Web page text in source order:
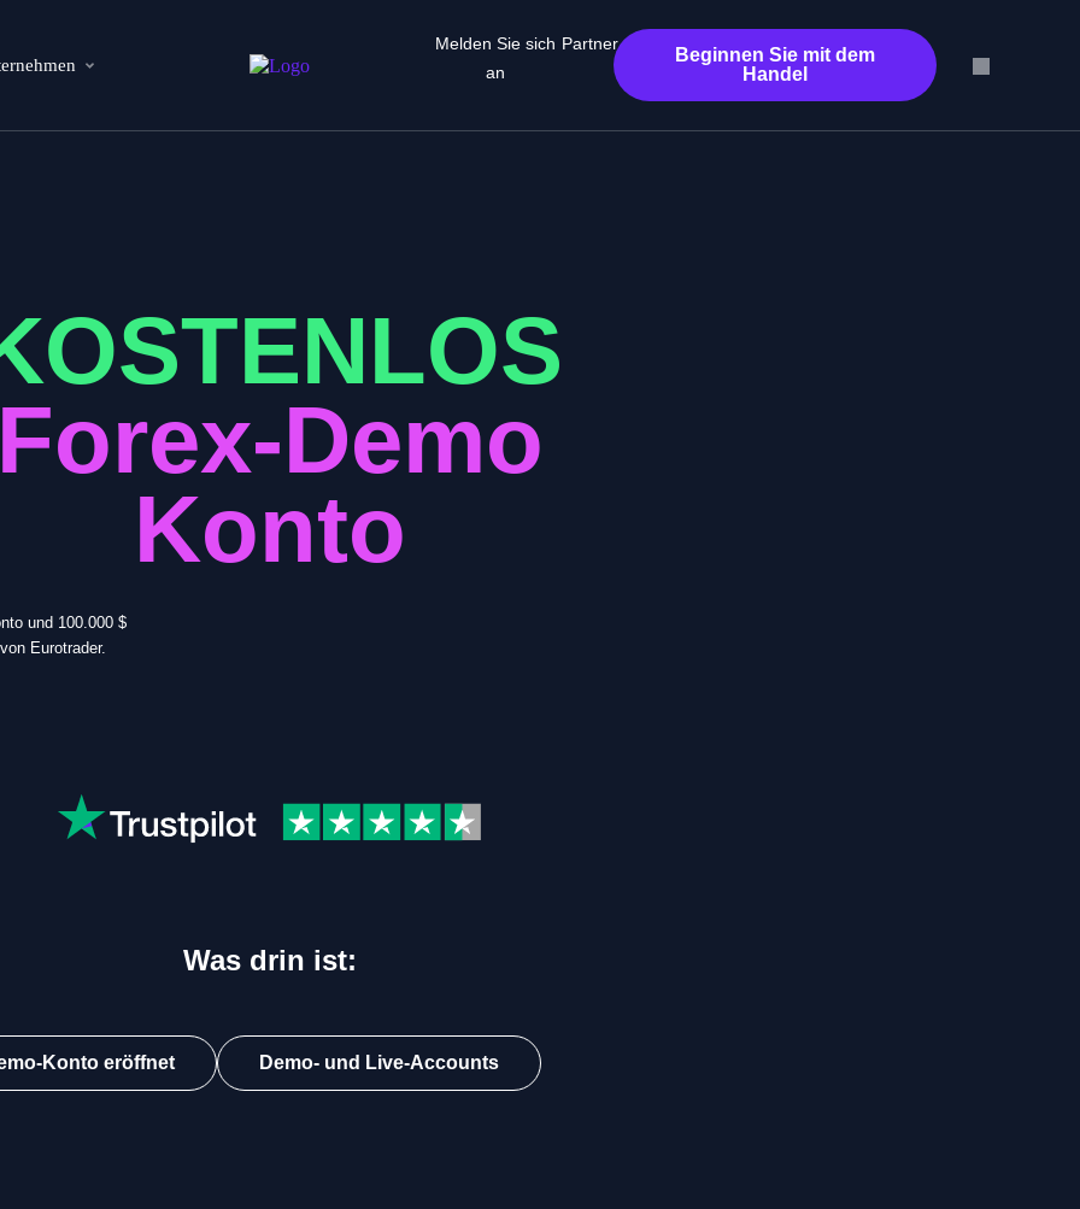
Melden Sie sich
an
Partner
Beginnen Sie mit dem
Handel
Demo
Konto
und 100.000 $
Eurotrader.
Was drin ist:
Konto eröffnet Demo- und Live-Accounts